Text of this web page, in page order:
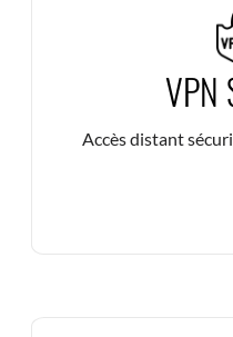
VPN
Accès distant
Protégez vos
sécurisé à vos